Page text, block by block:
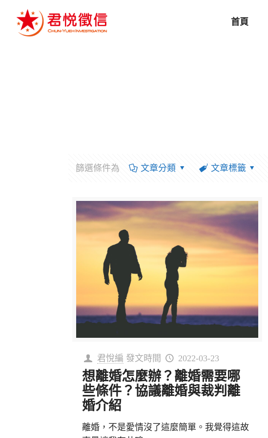
首頁
篩選條件為 文章分類 文章標籤
君悅編 發文時間 2022-03-23
想離婚怎麼辦？離婚需要哪
些條件？協議離婚與裁判離
婚介紹
離婚，不是愛情沒了這麼簡單。我覺得這故